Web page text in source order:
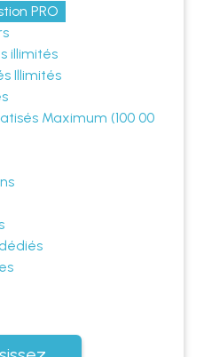
PRO
illimités
Illimités
Maximum (100 00